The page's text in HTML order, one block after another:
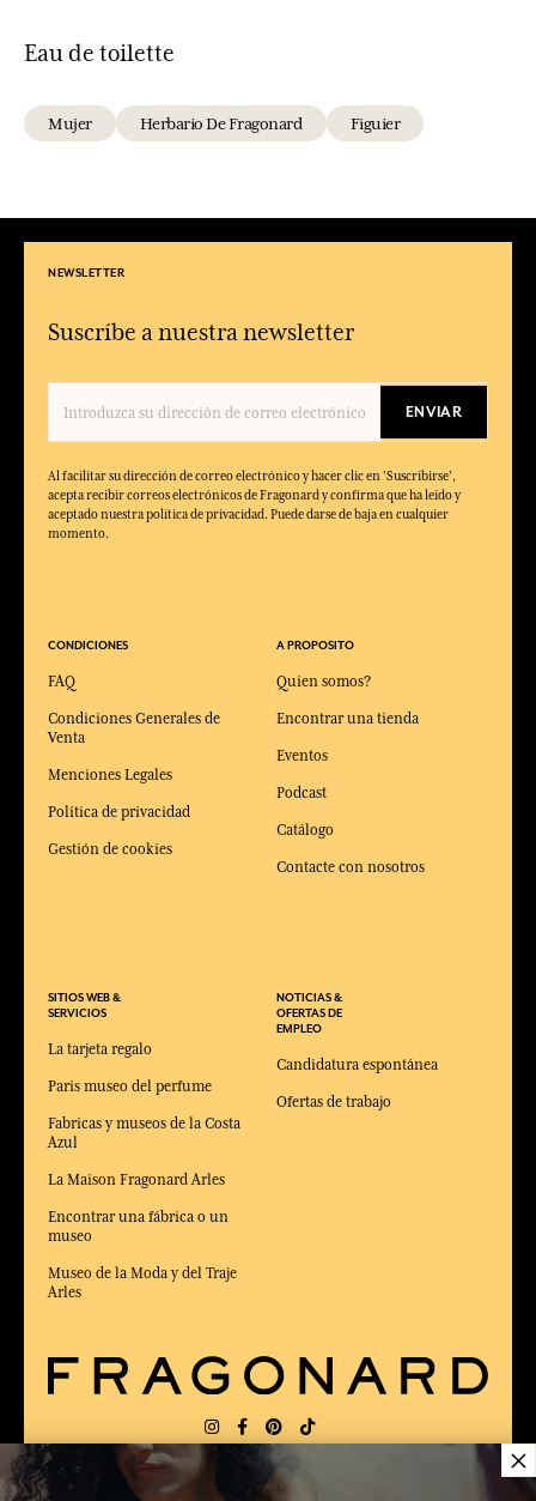
Eau de toilette
Mujer Herbario De Fragonard Figuier
NEWSLETTER
Suscríbe a nuestra newsletter
ENVIAR
Al facilitar su dirección de correo electrónico y hacer clic en 'Suscribirse',
acepta recibir correos electrónicos de Fragonard y confirma que ha leído y
aceptado nuestra política de privacidad. Puede darse de baja en cualquier
momento.
CONDICIONES
FAQ
Condiciones Generales de
Venta
Menciones Legales
Política de privacidad
Gestión de cookies
SITIOS WEB &
SERVICIOS
La tarjeta regalo
Paris museo del perfume
Fabricas y museos de la Costa
Azul
La Maison Fragonard Arles
Encontrar una fábrica o un
museo
Museo de la Moda y del Traje
Arles
A PROPOSITO
Quien somos?
Encontrar una tienda
Eventos
Podcast
Catálogo
Contacte con nosotros
NOTICIAS &
OFERTAS DE
EMPLEO
Candidatura espontánea
Ofertas de trabajo
ENTREGA: US
×